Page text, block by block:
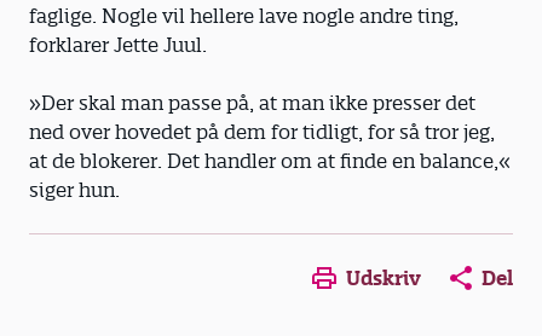
faglige. Nogle vil hellere lave nogle andre ting,
forklarer Jette Juul.
»Der skal man passe på, at man ikke presser det
ned over hovedet på dem for tidligt, for så tror jeg,
at de blokerer. Det handler om at finde en balance,«
siger hun.
Udskriv Del